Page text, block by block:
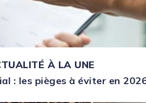
À LA UNE
: les pièges à éviter en